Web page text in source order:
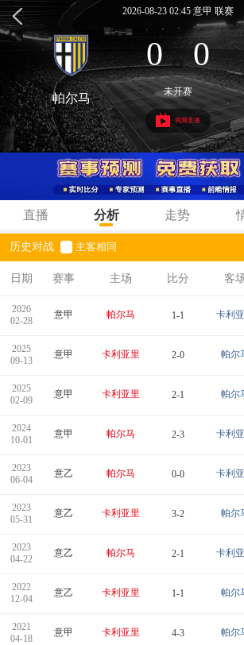
2026-08-23 02:45 意甲 联赛
0 : 0
帕尔马 未开赛
视频直播
直播 分析 走势
历史对战 主客相同
日期 赛事 主场 比分 客
2026
02-28
意甲 帕尔马 1-1 卡利
2025
09-13
意甲 卡利亚里 2-0 帕尔
2025
02-09
意甲 卡利亚里 2-1 帕尔
2024
10-01
意甲 帕尔马 2-3 卡利
2023
06-04
意乙 帕尔马 0-0 卡利
2023
05-31
意乙 卡利亚里 3-2 帕尔
2023
04-22
意乙 帕尔马 2-1 卡利
2022
12-04
意乙 卡利亚里 1-1 帕尔
2021
04-18
意甲 卡利亚里 4-3 帕尔